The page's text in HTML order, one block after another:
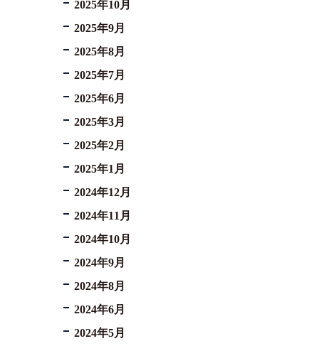
2025年10月
2025年9月
2025年8月
2025年7月
2025年6月
2025年3月
2025年2月
2025年1月
2024年12月
2024年11月
2024年10月
2024年9月
2024年8月
2024年6月
2024年5月